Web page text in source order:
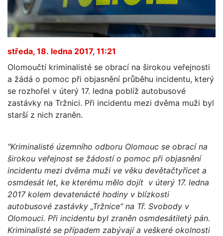
středa, 18. ledna 2017, 11:21
Olomoučtí kriminalisté se obrací na širokou veřejnosti
a žádá o pomoc při objasnění průběhu incidentu, který
se rozhořel v úterý 17. ledna poblíž autobusové
zastávky na Tržnici. Při incidentu mezi dvěma muži byl
starší z nich zraněn.
"Kriminalisté územního odboru Olomouc se obrací na
širokou veřejnost se žádostí o pomoc při objasnění
incidentu mezi dvěma muži ve věku devětačtyřicet a
osmdesát let, ke kterému mělo dojít v úterý 17. ledna
2017 kolem devatenácté hodiny v blízkosti
autobusové zastávky „Tržnice“ na Tř. Svobody v
Olomouci. Při incidentu byl zraněn osmdesátiletý pán.
Kriminalisté se případem zabývají a veškeré okolnosti